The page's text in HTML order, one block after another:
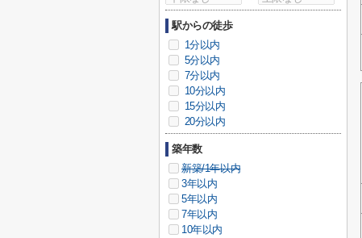
駅からの徒歩
1分以内
5分以内
7分以内
10分以内
15分以内
20分以内
築年数
新築/1年以内
3年以内
5年以内
7年以内
10年以内